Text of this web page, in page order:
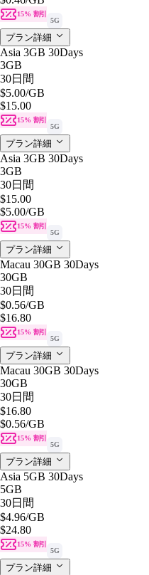
15% 割引
5G
プラン詳細
Asia 3GB 30Days
3GB
30日間
$5.00/GB
$15.00
15% 割引
5G
プラン詳細
Asia 3GB 30Days
3GB
30日間
$15.00
$5.00/GB
15% 割引
5G
プラン詳細
Macau 30GB 30Days
30GB
30日間
$0.56/GB
$16.80
15% 割引
5G
プラン詳細
Macau 30GB 30Days
30GB
30日間
$16.80
$0.56/GB
15% 割引
5G
プラン詳細
Asia 5GB 30Days
5GB
30日間
$4.96/GB
$24.80
15% 割引
5G
プラン詳細